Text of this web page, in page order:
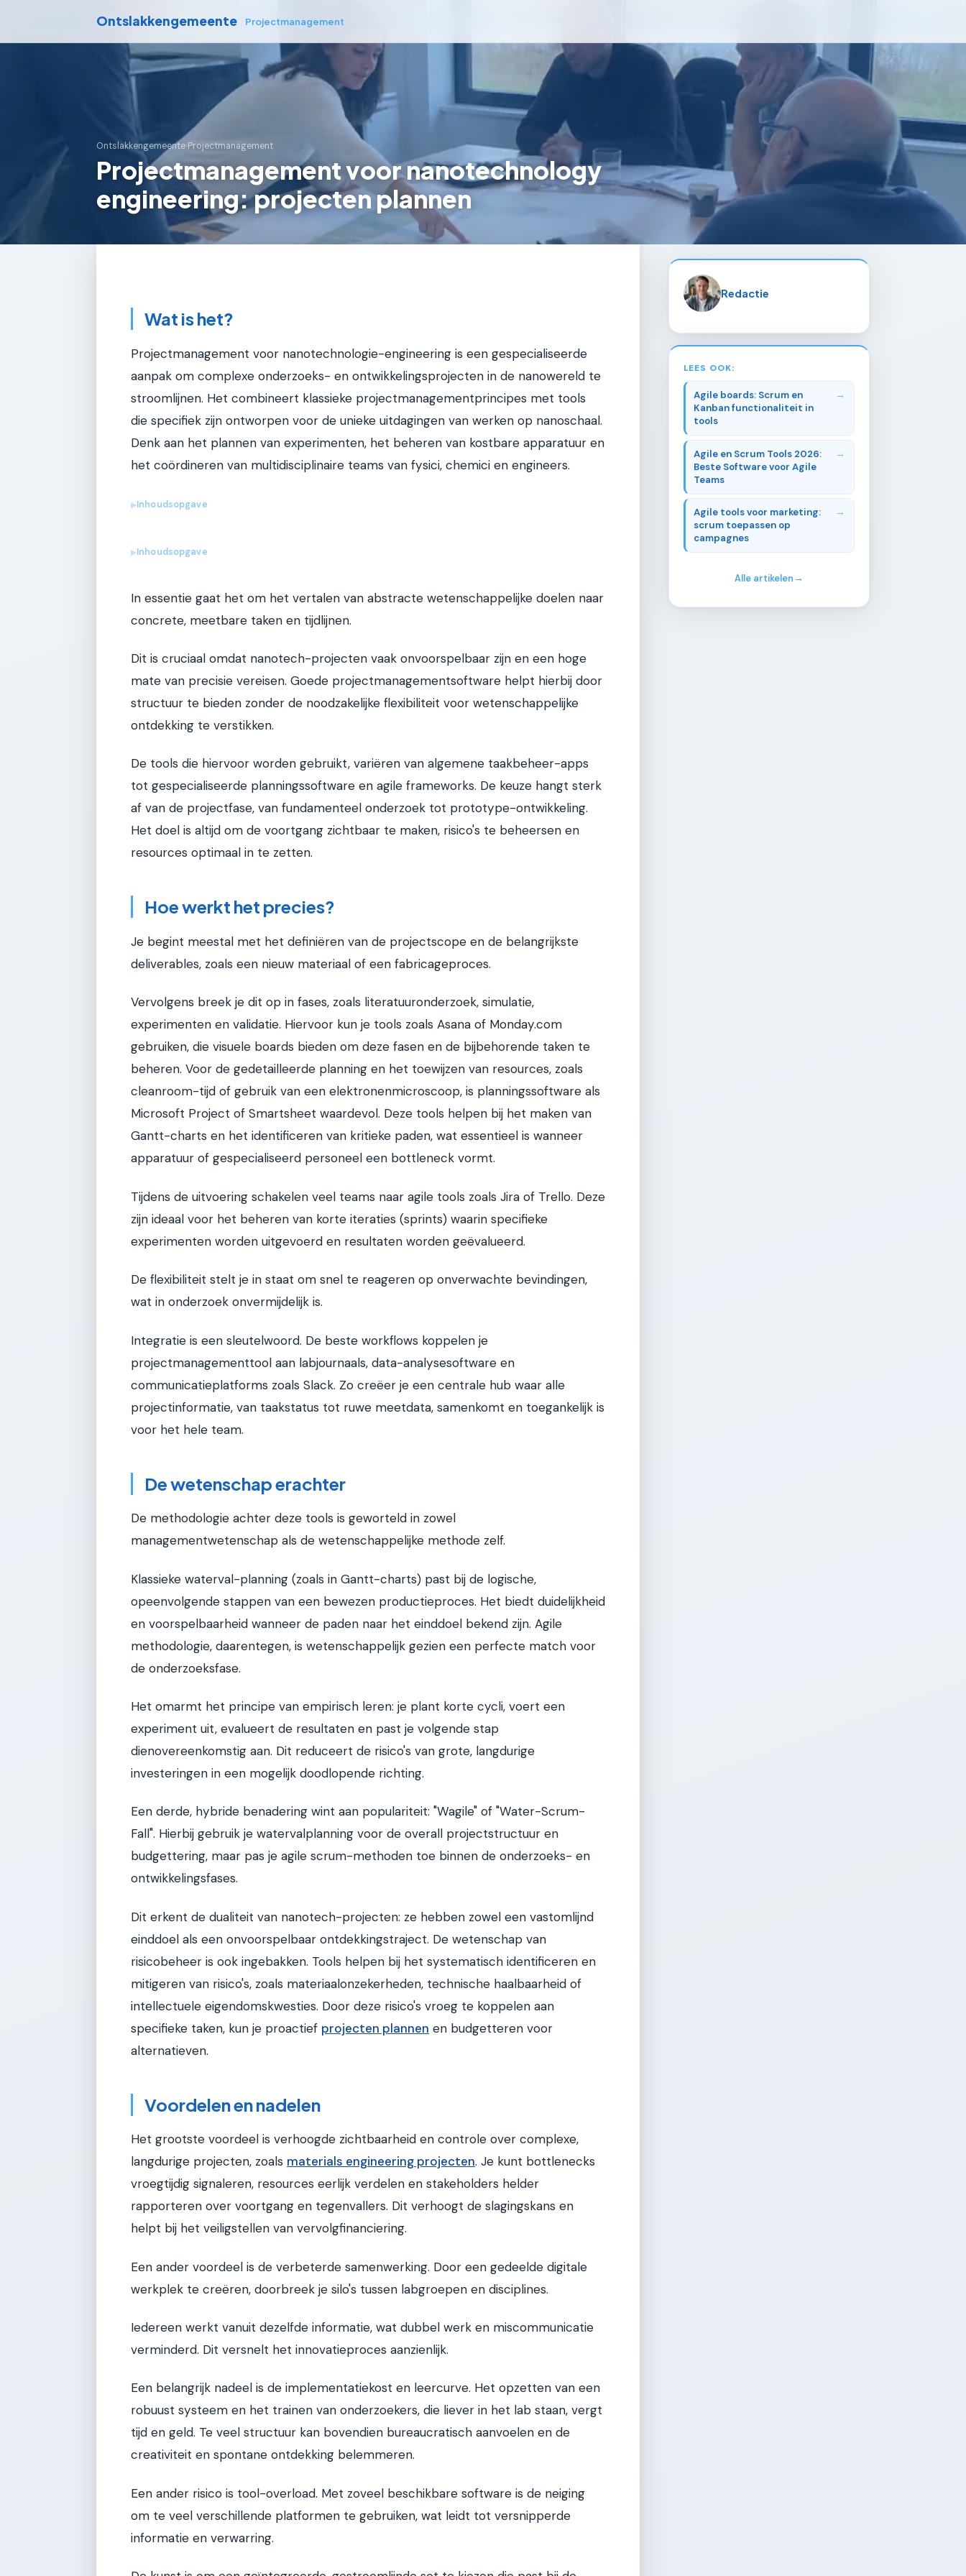
Ontslakkengemeente Projectmanagement
Ontslakkengemeente›Projectmanagement
Projectmanagement voor nanotechnology
engineering: projecten plannen
Wat is het?
Projectmanagement voor nanotechnologie-engineering is een gespecialiseerde
aanpak om complexe onderzoeks- en ontwikkelingsprojecten in de nanowereld te
stroomlijnen. Het combineert klassieke projectmanagementprincipes met tools
die specifiek zijn ontworpen voor de unieke uitdagingen van werken op nanoschaal.
Denk aan het plannen van experimenten, het beheren van kostbare apparatuur en
het coördineren van multidisciplinaire teams van fysici, chemici en engineers.
▶Inhoudsopgave
▶Inhoudsopgave
In essentie gaat het om het vertalen van abstracte wetenschappelijke doelen naar
concrete, meetbare taken en tijdlijnen.
Dit is cruciaal omdat nanotech-projecten vaak onvoorspelbaar zijn en een hoge
mate van precisie vereisen. Goede projectmanagementsoftware helpt hierbij door
structuur te bieden zonder de noodzakelijke flexibiliteit voor wetenschappelijke
ontdekking te verstikken.
De tools die hiervoor worden gebruikt, variëren van algemene taakbeheer-apps
tot gespecialiseerde planningssoftware en agile frameworks. De keuze hangt sterk
af van de projectfase, van fundamenteel onderzoek tot prototype-ontwikkeling.
Het doel is altijd om de voortgang zichtbaar te maken, risico's te beheersen en
resources optimaal in te zetten.
Hoe werkt het precies?
Je begint meestal met het definiëren van de projectscope en de belangrijkste
deliverables, zoals een nieuw materiaal of een fabricageproces.
Vervolgens breek je dit op in fases, zoals literatuuronderzoek, simulatie,
experimenten en validatie. Hiervoor kun je tools zoals Asana of Monday.com
gebruiken, die visuele boards bieden om deze fasen en de bijbehorende taken te
beheren. Voor de gedetailleerde planning en het toewijzen van resources, zoals
cleanroom-tijd of gebruik van een elektronenmicroscoop, is planningssoftware als
Microsoft Project of Smartsheet waardevol. Deze tools helpen bij het maken van
Gantt-charts en het identificeren van kritieke paden, wat essentieel is wanneer
apparatuur of gespecialiseerd personeel een bottleneck vormt.
Tijdens de uitvoering schakelen veel teams naar agile tools zoals Jira of Trello. Deze
zijn ideaal voor het beheren van korte iteraties (sprints) waarin specifieke
experimenten worden uitgevoerd en resultaten worden geëvalueerd.
De flexibiliteit stelt je in staat om snel te reageren op onverwachte bevindingen,
wat in onderzoek onvermijdelijk is.
Integratie is een sleutelwoord. De beste workflows koppelen je
projectmanagementtool aan labjournaals, data-analysesoftware en
communicatieplatforms zoals Slack. Zo creëer je een centrale hub waar alle
projectinformatie, van taakstatus tot ruwe meetdata, samenkomt en toegankelijk is
voor het hele team.
De wetenschap erachter
De methodologie achter deze tools is geworteld in zowel
managementwetenschap als de wetenschappelijke methode zelf.
Klassieke waterval-planning (zoals in Gantt-charts) past bij de logische,
opeenvolgende stappen van een bewezen productieproces. Het biedt duidelijkheid
en voorspelbaarheid wanneer de paden naar het einddoel bekend zijn. Agile
methodologie, daarentegen, is wetenschappelijk gezien een perfecte match voor
de onderzoeksfase.
Het omarmt het principe van empirisch leren: je plant korte cycli, voert een
experiment uit, evalueert de resultaten en past je volgende stap
dienovereenkomstig aan. Dit reduceert de risico's van grote, langdurige
investeringen in een mogelijk doodlopende richting.
Een derde, hybride benadering wint aan populariteit: "Wagile" of "Water-Scrum-
Fall". Hierbij gebruik je watervalplanning voor de overall projectstructuur en
budgettering, maar pas je agile scrum-methoden toe binnen de onderzoeks- en
ontwikkelingsfases.
Dit erkent de dualiteit van nanotech-projecten: ze hebben zowel een vastomlijnd
einddoel als een onvoorspelbaar ontdekkingstraject. De wetenschap van
risicobeheer is ook ingebakken. Tools helpen bij het systematisch identificeren en
mitigeren van risico's, zoals materiaalonzekerheden, technische haalbaarheid of
intellectuele eigendomskwesties. Door deze risico's vroeg te koppelen aan
specifieke taken, kun je proactief projecten plannen en budgetteren voor
alternatieven.
Voordelen en nadelen
Het grootste voordeel is verhoogde zichtbaarheid en controle over complexe,
langdurige projecten, zoals materials engineering projecten. Je kunt bottlenecks
vroegtijdig signaleren, resources eerlijk verdelen en stakeholders helder
rapporteren over voortgang en tegenvallers. Dit verhoogt de slagingskans en
helpt bij het veiligstellen van vervolgfinanciering.
Een ander voordeel is de verbeterde samenwerking. Door een gedeelde digitale
werkplek te creëren, doorbreek je silo's tussen labgroepen en disciplines.
Iedereen werkt vanuit dezelfde informatie, wat dubbel werk en miscommunicatie
verminderd. Dit versnelt het innovatieproces aanzienlijk.
Een belangrijk nadeel is de implementatiekost en leercurve. Het opzetten van een
robuust systeem en het trainen van onderzoekers, die liever in het lab staan, vergt
tijd en geld. Te veel structuur kan bovendien bureaucratisch aanvoelen en de
creativiteit en spontane ontdekking belemmeren.
Een ander risico is tool-overload. Met zoveel beschikbare software is de neiging
om te veel verschillende platformen te gebruiken, wat leidt tot versnipperde
informatie en verwarring.
Redactie
LEES OOK:
Agile boards: Scrum en
Kanban functionaliteit in
tools
Agile en Scrum Tools 2026:
Beste Software voor Agile
Teams
Agile tools voor marketing:
scrum toepassen op
campagnes
Alle artikelen